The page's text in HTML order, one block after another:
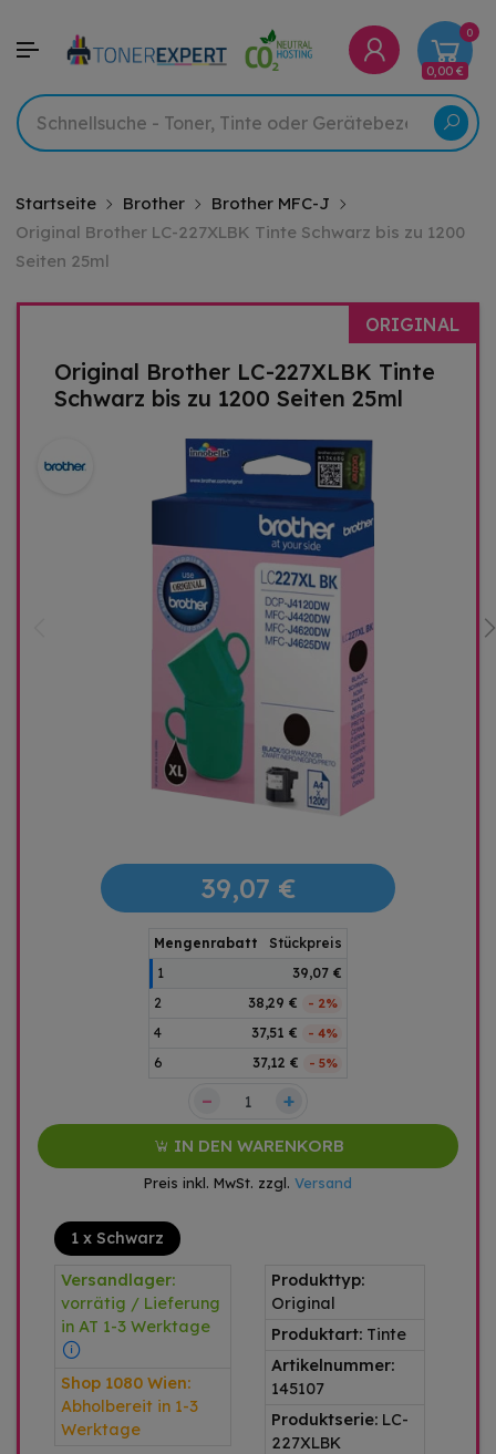
0
0,00 €
Startseite Brother
Brother MFC-J
Original Brother LC-227XLBK Tinte Schwarz bis zu 1200
Seiten 25ml
ORIGINAL
Original Brother LC-227XLBK Tinte
Schwarz bis zu 1200 Seiten 25ml
39,07 €
Mengenrabatt
Stückpreis
1
39,07 €
2
38,29 € - 2%
4 37,51 € - 4%
6 37,12 € - 5%
– +
IN DEN WARENKORB
Preis inkl. MwSt. zzgl. Versand
1 x Schwarz
Versandlager:
vorrätig / Lieferung
in AT 1-3 Werktage
Shop 1080 Wien:
Abholbereit in 1-3
Werktage
Produkttyp:
Original
Produktart: Tinte
Artikelnummer:
145107
Produktserie: LC-
227XLBK